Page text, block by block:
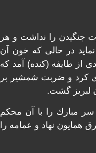
جنگيدن را نداشت و هر
در حالی كه خون آن
از طايفه (كنده) آمد كه
كرد و ضربت شمشير بر
لبريز گشت.
مبارك را با آن محكم
همايون نهاد و عمامه را